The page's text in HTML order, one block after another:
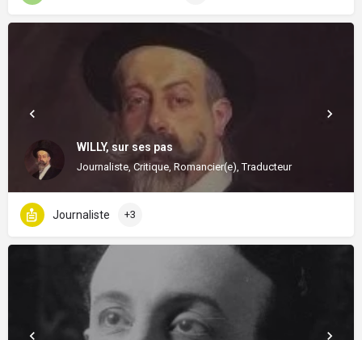
WILLY, sur ses pas
Journaliste, Critique, Romancier(e), Traducteur
Journaliste +3